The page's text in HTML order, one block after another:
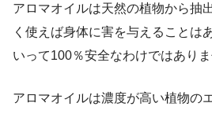
アロマオイルは天然の植物から抽
く使えば身体に害を与えることは
いって100％安全なわけではありま
アロマオイルは濃度が高い植物の